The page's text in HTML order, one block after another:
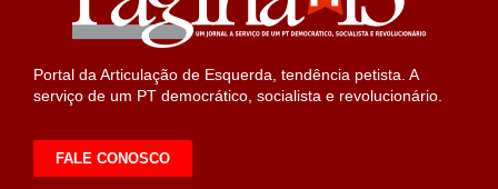
Portal da Articulação de Esquerda, tendência petista. A
serviço de um PT democrático, socialista e revolucionário.
FALE CONOSCO